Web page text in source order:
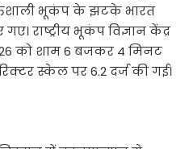
भूकंप के झटके भारत
राष्ट्रीय भूकंप विज्ञान केंद्र
को शाम 6 बजकर 4 मिनट
स्केल पर 6.2 दर्ज की गई।